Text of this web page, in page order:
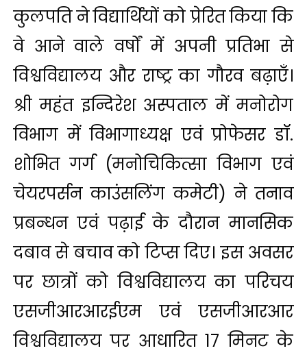
कुलपति ने विद्यार्थियों को प्रेरित किया कि
वे आने वाले वर्षों में अपनी प्रतिभा से
विश्वविद्यालय और राष्ट्र का गौरव बढ़ाएँ।
श्री महंत इन्दिरेश अस्पताल में मनोरोग
विभाग में विभागाध्यक्ष एवं प्रोफेसर डॉ.
शोभित गर्ग (मनोचिकित्सा विभाग एवं
चेयरपर्सन काउंसलिंग कमेटी) ने तनाव
प्रबन्धन एवं पढ़ाई के दौरान मानसिक
दबाव से बचाव को टिप्स दिए। इस अवसर
पर छात्रों को विश्वविद्यालय का परिचय
एसजीआरआरईएम एवं एसजीआरआर
विश्वविद्यालय पर आधारित 17 मिनट के